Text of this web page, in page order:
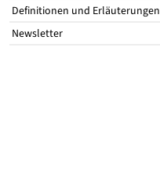
Definitionen und Erläuterungen
Newsletter